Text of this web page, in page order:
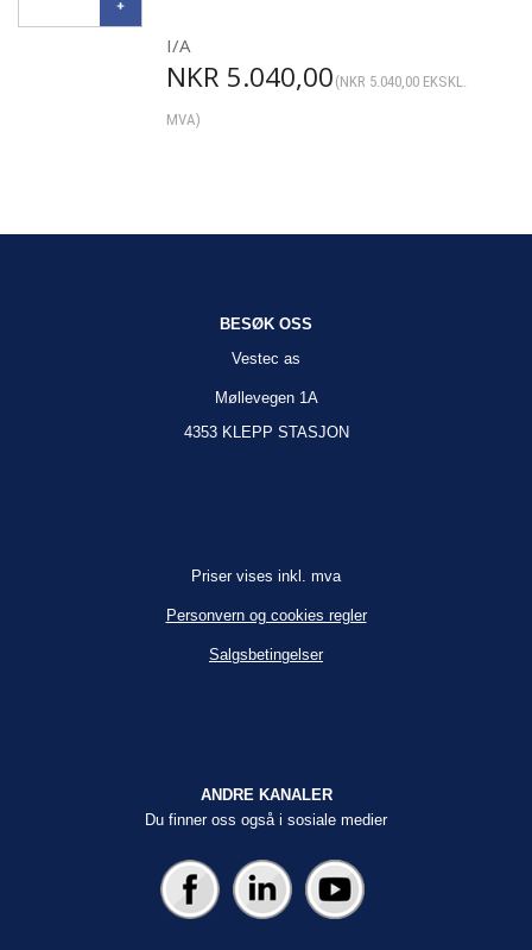
I/A
NKR 5.040,00 (NKR 5.040,00EKSKL.
MVA)
BESØK OSS
Vestec as
Møllevegen 1A
4353 KLEPP STASJON
Priser vises inkl. mva
Personvern og cookies regler
Salgsbetingelser
ANDRE KANALER
Du finner oss også i sosiale medier